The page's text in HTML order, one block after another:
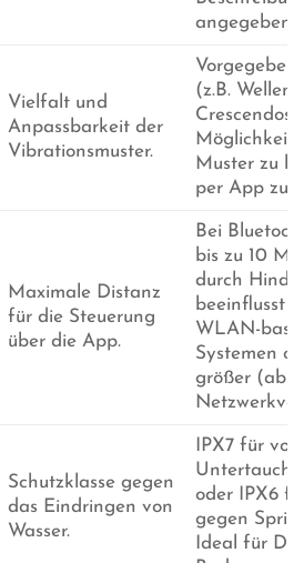
angegeben.
Vielfalt und
Anpassbarkeit der
Vibrationsmuster.
(z.B. Wellen,
Möglichkeit,
Muster zu
per App zu
Maximale Distanz
für die Steuerung
über die App.
Bei
bis zu 10
durch
beeinflusst
WLAN-
Systemen
größer
Schutzklasse gegen
das Eindringen von
Wasser.
IPX7 für
oder IPX6
gegen
Ideal für